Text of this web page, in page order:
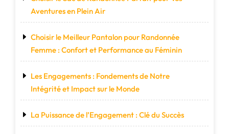
Aventures en Plein Air
Choisir le Meilleur Pantalon pour Randonnée
Femme : Confort et Performance au Féminin
Les Engagements : Fondements de Notre
Intégrité et Impact sur le Monde
La Puissance de l’Engagement : Clé du Succès